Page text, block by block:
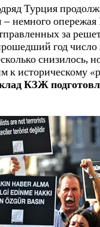
Турция
немного
за
год
снизилось,
к историческому
КЗЖ